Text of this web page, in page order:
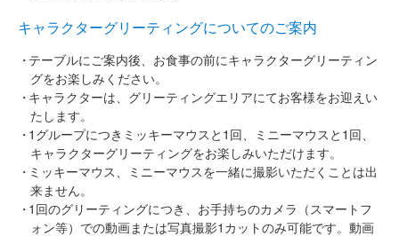
キャラクターグリーティングについてのご案内
テーブルにご案内後、お食事の前にキャラクターグリーティン
グをお楽しみください。
キャラクターは、グリーティングエリアにてお客様をお迎えい
たします。
1グループにつきミッキーマウスと1回、ミニーマウスと1回、
キャラクターグリーティングをお楽しみいただけます。
ミッキーマウス、ミニーマウスを一緒に撮影いただくことは出
来ません。
1回のグリーティングにつき、お手持ちのカメラ（スマートフ
ォン等）での動画または写真撮影1カットのみ可能です。動画